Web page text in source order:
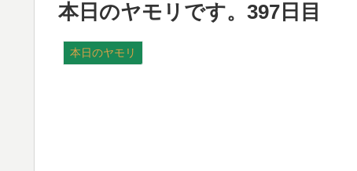
本日のヤモリです。397日目
本日のヤモリ